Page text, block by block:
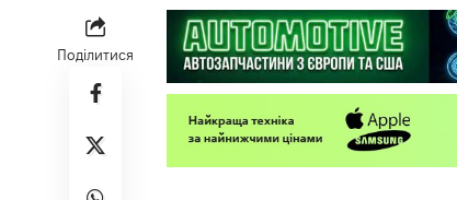
Поділитися